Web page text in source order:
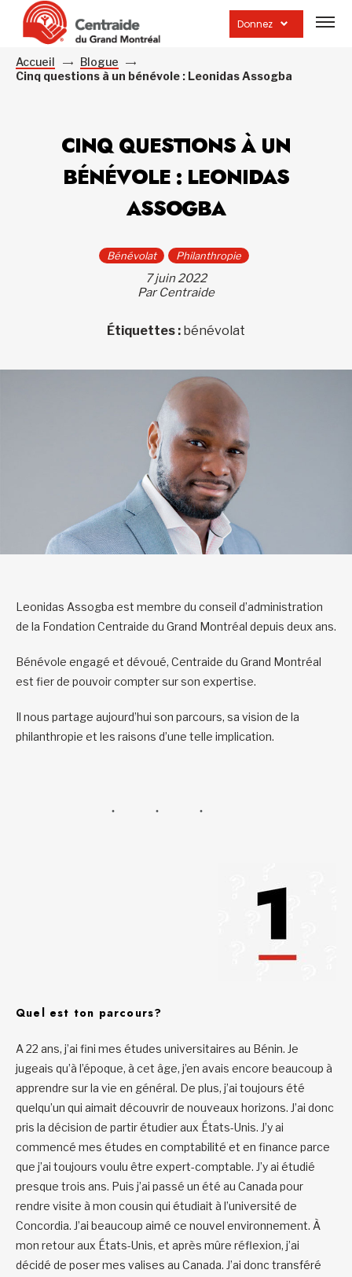
Donnez
la
Accueil
Blogue
Cinq questions à un bénévole : Leonidas Assogba
CINQ QUESTIONS À UN
BÉNÉVOLE : LEONIDAS
ASSOGBA
Bénévolat Philanthropie
7 juin 2022
Par Centraide
Étiquettes : bénévolat
Leonidas Assogba est membre du conseil d’administration
de la Fondation Centraide du Grand Montréal depuis deux ans.
Bénévole engagé et dévoué, Centraide du Grand Montréal
est fier de pouvoir compter sur son expertise.
Il nous partage aujourd’hui son parcours, sa vision de la
philanthropie et les raisons d’une telle implication.
Quel est ton parcours?
A 22 ans, j’ai fini mes études universitaires au Bénin. Je
jugeais qu’à l’époque, à cet âge, j’en avais encore beaucoup à
apprendre sur la vie en général. De plus, j’ai toujours été
quelqu’un qui aimait découvrir de nouveaux horizons. J’ai donc
pris la décision de partir étudier aux États-Unis. J’y ai
commencé mes études en comptabilité et en finance parce
que j’ai toujours voulu être expert-comptable. J’y ai étudié
presque trois ans. Puis j’ai passé un été au Canada pour
rendre visite à mon cousin qui étudiait à l’université de
Concordia. J’ai beaucoup aimé ce nouvel environnement. À
mon retour aux États-Unis, et après mûre réflexion, j’ai
décidé de poser mes valises au Canada. J’ai donc transféré